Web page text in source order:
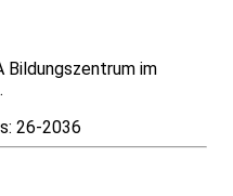
Bildungszentrum im
26-2036